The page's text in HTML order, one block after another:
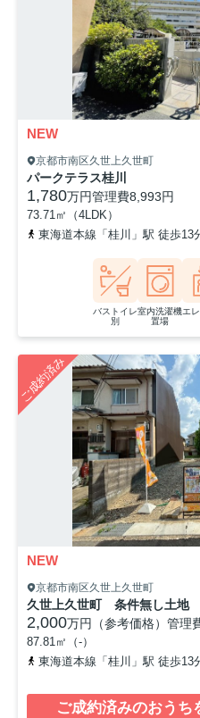
NEW
京都市南区久世上久世町
パークテラス桂川
1,780万円管理費8,993円
73.71㎡（4LDK）
東海道本線「桂川」駅 徒歩13
バストイレ
別
室内洗濯機
置場
エ
ご成約済み
NEW
京都市南区久世上久世町
久世上久世町 条件無し土地
2,000万円（参考価格） 管理
87.81㎡（-）
東海道本線「桂川」駅 徒歩13
ご成約済みのおうち